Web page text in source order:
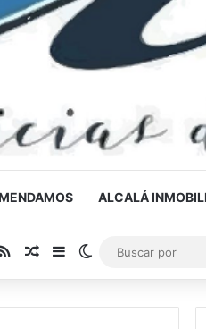
ALCALÁ
RSSNoticia al azar
Barra lateral
Switch skin